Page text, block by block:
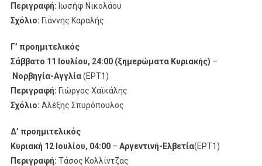
Περιγραφή: Ιωσήφ Νικολάου
Σχόλιο: Γιάννης Καραλής
Γ’ προημιτελικός
Σάββατο 11 Ιουλίου, 24:00 (ξημερώματα Κυριακής) –
Νορβηγία-Αγγλία(ΕΡΤ1)
Περιγραφή: Γιώργος Χαϊκάλης
Σχόλιο: Αλέξης Σπυρόπουλος
Δ’ προημιτελικός
Κυριακή 12 Ιουλίου, 04:00– Αργεντινή-Ελβετία(ΕΡΤ1)
Περιγραφή: Τάσος Κολλίντζας